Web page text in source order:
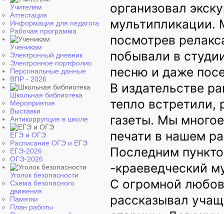
Учителям
Аттестация
Информация для педагога
Рабочая программа
Ученикам
Электронный дневник
Электронное портфолио
Персональные данные
ВПР - 2026
Школьная библиотека
Мероприятия
Выставки
Антикоррупция в школе
ЕГЭ и ОГЭ
Расписание ОГЭ и ЕГЭ
ЕГЭ-2026
ОГЭ-2026
Уголок безопасности
Схема безопасного
движения
Памятки
План работы
организовал
мультипликации.
посмотрев
побывали в
песню и даже
В издательстве
тепло встретили,
газеты. Мы
печати в нашем
Последним
-краеведческий
С огромной
рассказывал